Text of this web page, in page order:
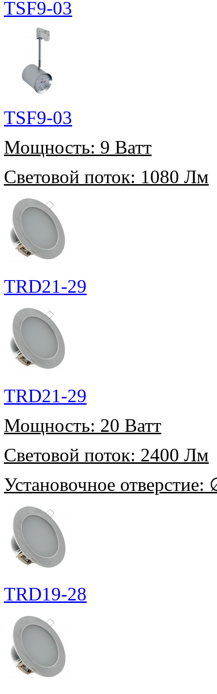
TSF9-03
TSF9-03
Мощность: 9 Ватт
Световой поток: 1080 Лм
TRD21-29
TRD21-29
Мощность: 20 Ватт
Световой поток: 2400 Лм
Установочное отверстие:
TRD19-28